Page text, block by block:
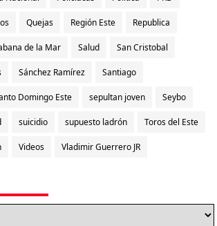
Quejas Región Este Republica
de la Mar Salud San Cristobal
Sánchez Ramírez Santiago
Domingo Este sepultan joven Seybo
suicidio supuesto ladrón Toros del Este
Videos Vladimir Guerrero JR